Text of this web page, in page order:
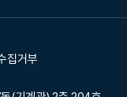
집거부